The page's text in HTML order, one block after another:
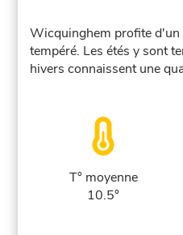
Wicquinghem profite d'un
tempéré. Les étés y sont
hivers connaissent une
T° moyenne
10.5°